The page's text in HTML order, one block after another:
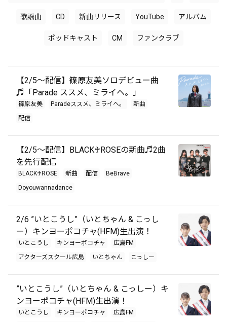
歌謡曲 CD 新曲リリース YouTube アルバム
ポッドキャスト CM ファンクラブ
【2/5～配信】篠原友美ソロデビュー曲
♬「Parade ススメ、ミライヘ。」
篠原友美 Paradeススメ、ミライヘ。
新曲
配信
【2/5～配信】BLACK♰ROSEの新曲♬2曲
を先行配信
BLACK♰ROSE 新曲 配信
BeBrave
Doyouwannadance
2/6 ”いとこうし”（いとちゃん & こっし
ー）キンヨーポコチャ(HFM)生出演！
いとこうし キンヨーポコチャ
広島FM
アクターズスクール広島
いとちゃん こっしー
”いとこうし”（いとちゃん & こっしー）キ
ンヨーポコチャ(HFM)生出演！
いとこうし キンヨーポコチャ
広島FM